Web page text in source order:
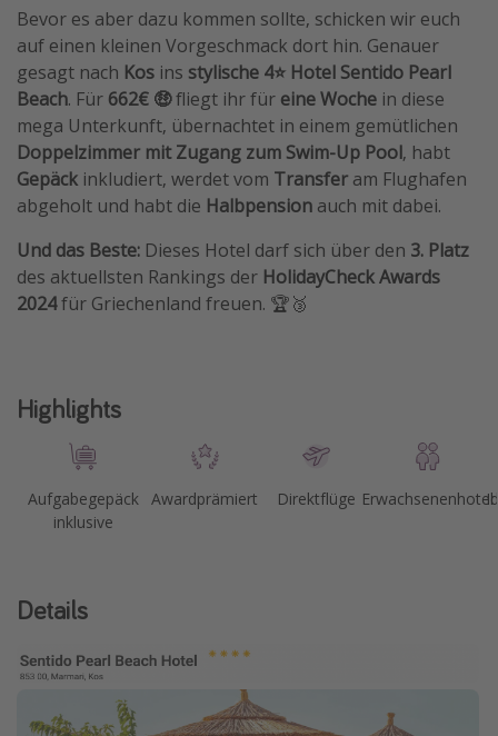
Last Minute Urlaub Deutschland
Bevor es aber dazu kommen sollte, schicken wir euch
auf einen kleinen Vorgeschmack dort hin. Genauer
gesagt nach Kos ins stylische 4⭐️ Hotel Sentido Pearl
Beach. Für 662€ 🤑fliegt ihr für eine Woche in diese
mega Unterkunft, übernachtet in einem gemütlichen
Doppelzimmer mit Zugang zum Swim-Up Pool, habt
Gepäck inkludiert, werdet vom Transfer am Flughafen
abgeholt und habt die Halbpension auch mit dabei.
Und das Beste: Dieses Hotel darf sich über den 3. Platz
des aktuellsten Rankings der HolidayCheck Awards
2024für Griechenland freuen. 🏆🥉
Highlights
Aufgabegepäck
inklusive
Awardprämiert Direktflüge Erwachsenenhotel
Details